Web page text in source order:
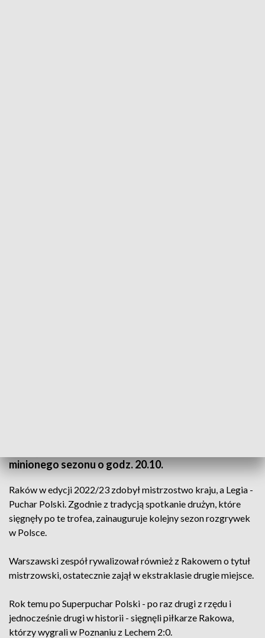
minionego sezonu o godz. 20.10.
Raków w edycji 2022/23 zdobył mistrzostwo kraju, a Legia -
Puchar Polski. Zgodnie z tradycją spotkanie drużyn, które
sięgnęły po te trofea, zainauguruje kolejny sezon rozgrywek
w Polsce.
Warszawski zespół rywalizował również z Rakowem o tytuł
mistrzowski, ostatecznie zajął w ekstraklasie drugie miejsce.
Rok temu po Superpuchar Polski - po raz drugi z rzędu i
jednocześnie drugi w historii - sięgnęli piłkarze Rakowa,
którzy wygrali w Poznaniu z Lechem 2:0.